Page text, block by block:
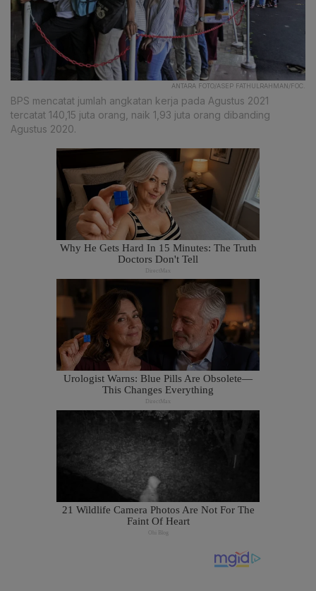
ANTARA FOTO/ASEP FATHULRAHMAN/FOC.
BPS mencatat jumlah angkatan kerja pada Agustus 2021
tercatat 140,15 juta orang, naik 1,93 juta orang dibanding
Agustus 2020.